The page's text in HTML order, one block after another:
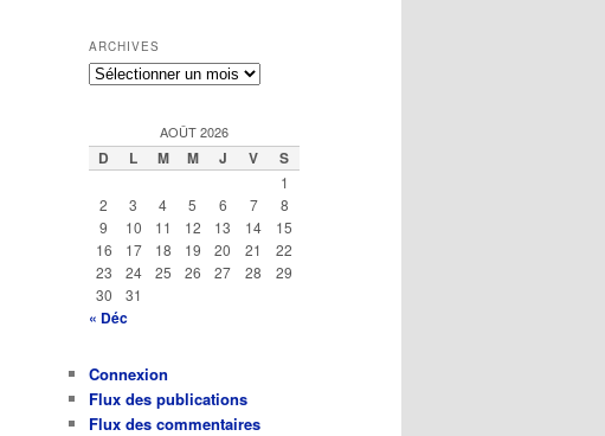
ARCHIVES
Archives
AOÛT 2026
D L M M J V S
1
2
3 4 5 6 7
8
9
10 11 12 13 14
15
16
17 18 19 20 21
22
23
24 25 26 27 28
29
30
31
« Déc
Connexion
Flux des publications
Flux des commentaires